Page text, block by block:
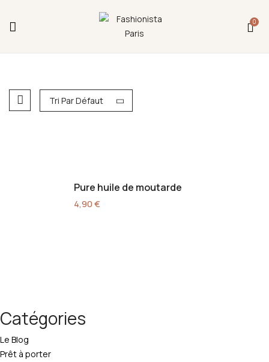
0
Tri Par Défaut
Pure huile de moutarde
4,90€
Catégories
Le Blog
Prêt à porter
Fermeture annuelle du 17 juillet 16h au 12 août.
L'ajout au panier est indisponible et aucune
commande ni remise en main propre ne sera